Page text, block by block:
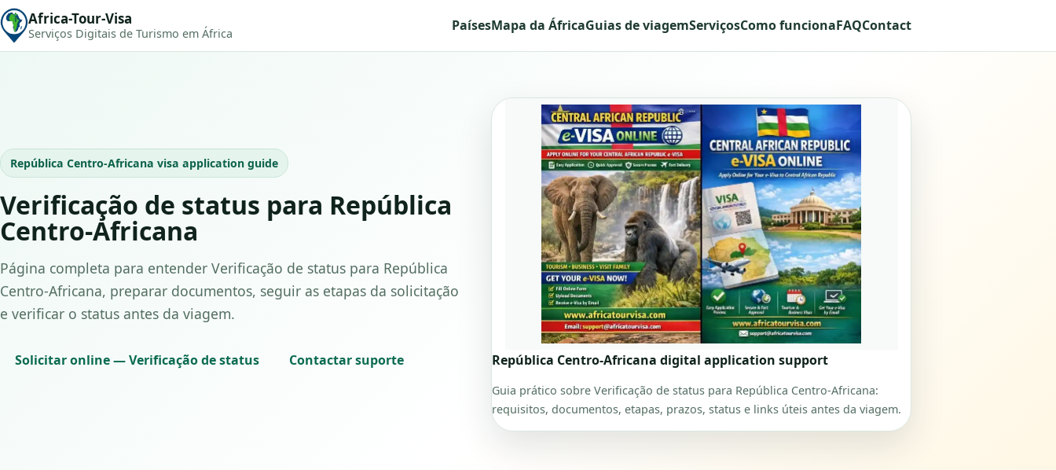
Africa-Tour-Visa
Serviços Digitais de Turismo em África PaísesMapa da ÁfricaGuias de viagemServiçosComo funcionaFAQContact
República Centro-Africana visa application guide
Verificação de status para República
Centro-Africana
Página completa para entender Verificação de status para República
Centro-Africana, preparar documentos, seguir as etapas da solicitação
e verificar o status antes da viagem.
Solicitar online — Verificação de status Contactar suporte República Centro-Africana digital application support
Guia prático sobre Verificação de status para República Centro-Africana:
requisitos, documentos, etapas, prazos, status e links úteis antes da viagem.